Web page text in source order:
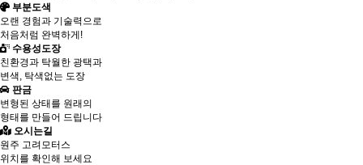
부분도색
오랜 경험과 기술력으로
처음처럼 완벽하게!
수용성도장
친환경과 탁월한 광택과
변색, 탁색없는 도장
판금
변형된 상태를 원래의
형태를 만들어 드립니다
오시는길
원주 고려모터스
위치를 확인해 보세요